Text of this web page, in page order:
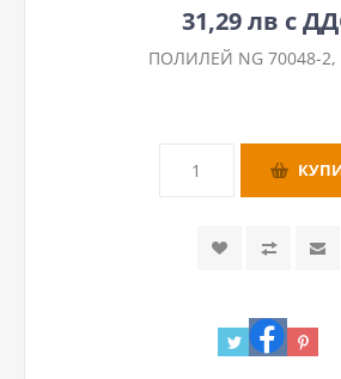
31,29 лв с
ПОЛИЛЕЙ NG 70048-2,